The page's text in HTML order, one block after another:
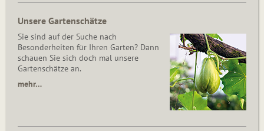
Unsere Gartenschätze
Sie sind auf der Suche nach
Besonderheiten für Ihren Garten? Dann
schauen Sie sich doch mal unsere
Gartenschätze an.
mehr…